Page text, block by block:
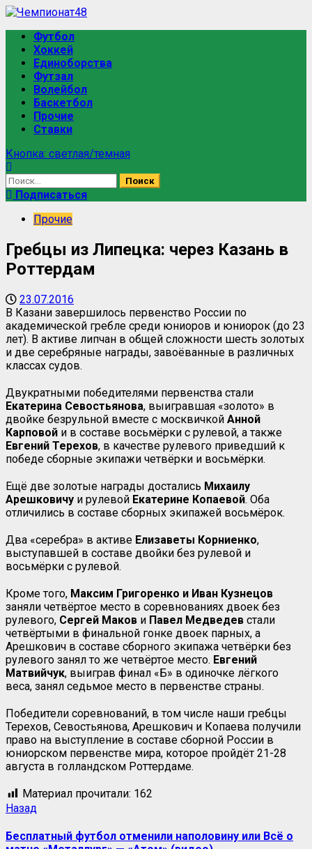
Перейти
содержимому
Основное
меню
Футбол
Хоккей
Единоборства
Футзал
Волейбол
Баскетбол
Прочие
Ставки
Кнопка: светлая/темная
Найти:
Подписаться
Прочие
Гребцы из Липецка: через Казань в
Роттердам
23.07.2016
В Казани завершилось первенство России по
академической гребле среди юниоров и юниорок (до 23
лет). В активе липчан в общей сложности шесть золотых
и две серебряные награды, завоёванные в различных
классах судов.
Двукратными победителями первенства стали
Екатерина Севостьянова, выигравшая «золото» в
двойке безрульной вместе с москвичкой Анной
Карповой и в составе восьмёрки с рулевой, а также
Евгений Терехов, в качестве рулевого приведший к
победе сборные экипажи четвёрки и восьмёрки.
Ещё две золотые награды достались Михаилу
Арешковичу и рулевой Екатерине Копаевой. Оба
отличились в составе сборных экипажей восьмёрок.
Два «серебра» в активе Елизаветы Корниенко,
выступавшей в составе двойки без рулевой и
восьмёрки с рулевой.
Кроме того, Максим Григоренко и Иван Кузнецов
заняли четвёртое место в соревнованиях двоек без
рулевого, Сергей Маков и Павел Медведев стали
четвёртыми в финальной гонке двоек парных, а
Арешкович в составе сборного экипажа четвёрки без
рулевого занял то же четвёртое место. Евгений
Матвийчук, выиграв финал «Б» в одиночке лёгкого
веса, занял седьмое место в первенстве страны.
Победители соревнований, в том числе наши гребцы
Терехов, Севостьянова, Арешкович и Копаева получили
право на выступление в составе сборной России в
юниорском первенстве мира, которое пройдёт 21-28
августа в голландском Роттердаме.
Материал прочитали: 162
Навигация
записи
Назад
Бесплатный футбол отменили наполовину или Всё о